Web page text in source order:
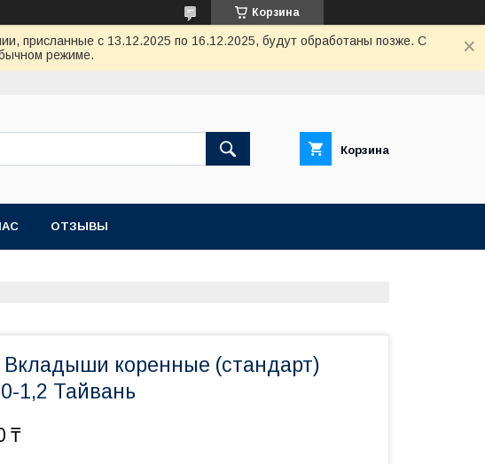
Корзина
присланные с 13.12.2025 по 16.12.2025, будут обработаны позже. С
режиме.
Корзина
ОТЗЫВЫ
Вкладыши коренные (стандарт)
1,2 Тайвань
₸